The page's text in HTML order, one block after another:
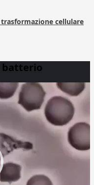
cellulare
batterio